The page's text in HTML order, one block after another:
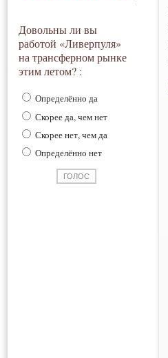
Довольны ли вы
работой «Ливерпуля»
на трансферном рынке
этим летом? :
Определённо да
Скорее да, чем нет
Скорее нет, чем да
Определённо нет